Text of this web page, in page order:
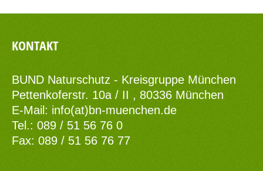
KONTAKT
BUND Naturschutz - Kreisgruppe München
Pettenkoferstr. 10a / II , 80336 München
E-Mail: info(at)bn-muenchen.de
Tel.: 089 / 51 56 76 0
Fax: 089 / 51 56 76 77